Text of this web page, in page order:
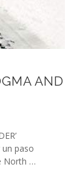
AND
paso
North …